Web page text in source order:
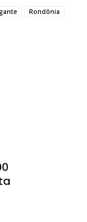
Rondônia